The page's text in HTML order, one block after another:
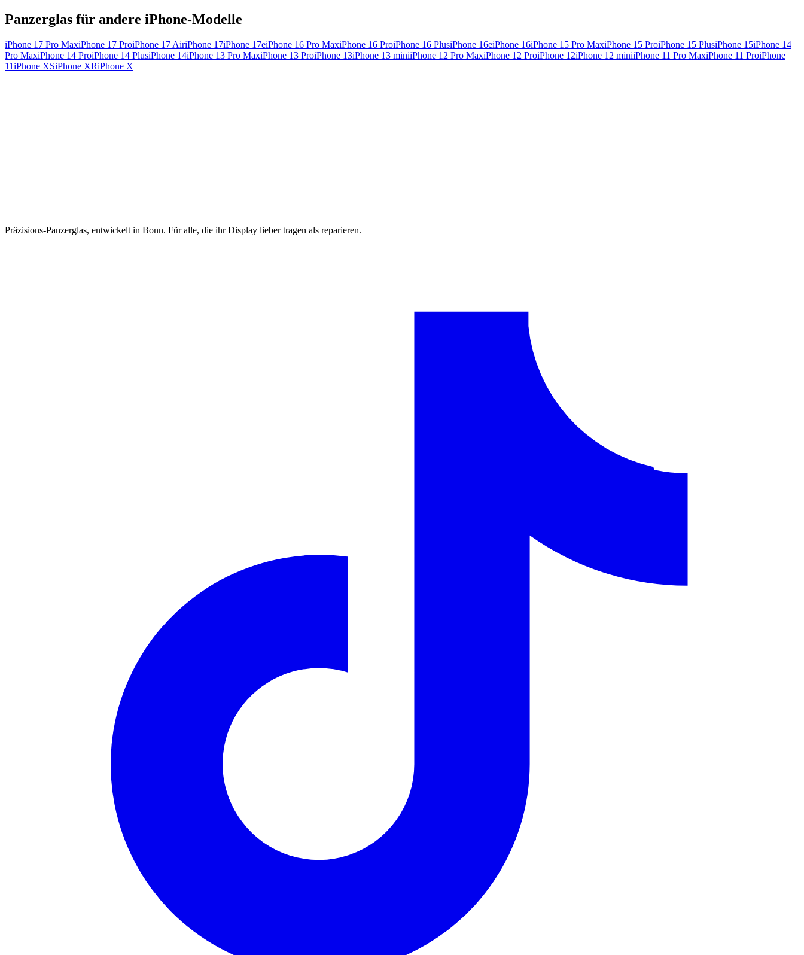
Panzerglas für andere iPhone-Modelle
iPhone 17 Pro MaxiPhone 17 ProiPhone 17 AiriPhone 17iPhone 17eiPhone 16 Pro MaxiPhone 16 ProiPhone 16 PlusiPhone 16eiPhone 16iPhone 15 Pro MaxiPhone 15 ProiPhone 15 PlusiPhone 15iPhone 14
Pro MaxiPhone 14 ProiPhone 14 PlusiPhone 14iPhone 13 Pro MaxiPhone 13 ProiPhone 13iPhone 13 miniiPhone 12 Pro MaxiPhone 12 ProiPhone 12iPhone 12 miniiPhone 11 Pro MaxiPhone 11 ProiPhone
11iPhone XSiPhone XRiPhone X
Präzisions-Panzerglas, entwickelt in Bonn. Für alle, die ihr Display lieber tragen als reparieren.